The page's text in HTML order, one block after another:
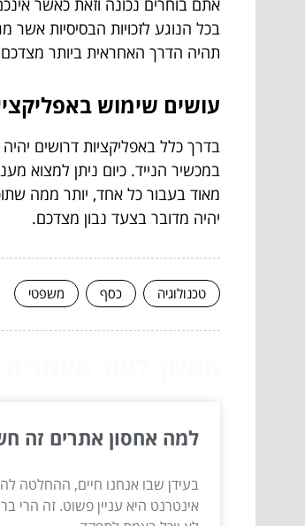
אתם בוחרים נכונה וזאת כאשר
בכל הנוגע לזכויות הבסיסיות
תהיה הדרך האחראית ביותר
עושים שימוש
בדרך כלל באפליקציות דרושים
במכשיר הנייד. כיום ניתן למצוא
מאוד בעבור כל אחד, יותר ממה
יהיה מדובר בצעד נבון מצדכם.
טכנולוגיה כסף משפטי
למה אחסון אתרים זה
בעידן שבו אנחנו חיים, ההחלטה
אינטרנט היא עניין פשוט. זה הרי